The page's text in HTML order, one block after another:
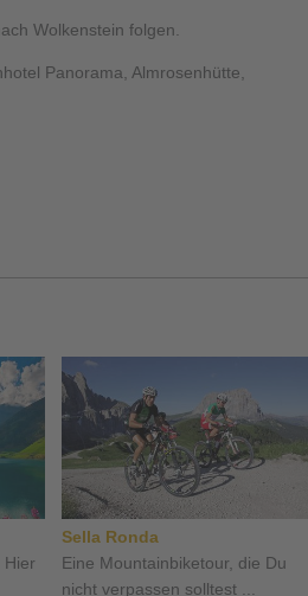
Wolkenstein folgen.
Panorama, Almrosenhütte,
Hier
Sella Ronda
Eine Mountainbiketour, die Du
nicht verpassen solltest ...